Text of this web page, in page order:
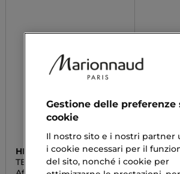
HERMÈS
TERRE D'HERMÈS
CHANEL
ALLURE
Gestione delle preferenze
cookie
Il nostro sito e i nostri partner
i cookie necessari per il
del sito, nonché i cookie per